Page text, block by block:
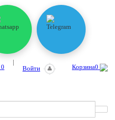
0
|
Войти
Корзина0